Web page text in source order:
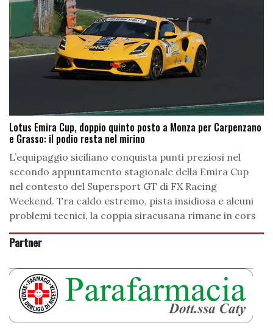
Lotus Emira Cup, doppio quinto posto a Monza per Carpenzano
e Grasso: il podio resta nel mirino
L’equipaggio siciliano conquista punti preziosi nel
secondo appuntamento stagionale della Emira Cup
nel contesto del Supersport GT di FX Racing
Weekend. Tra caldo estremo, pista insidiosa e alcuni
problemi tecnici, la coppia siracusana rimane in cors
Partner